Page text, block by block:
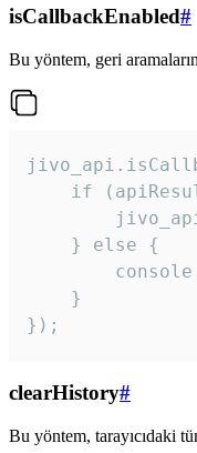
isCallbackEnabled#
Bu yöntem, geri
if
    } else {
    }
});
clearHistory#
Bu yöntem, tarayıcıdaki